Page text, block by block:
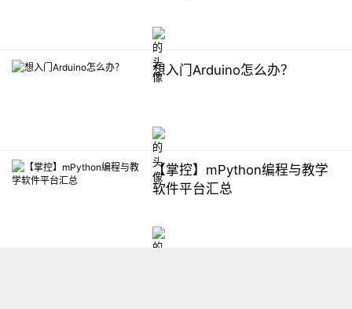
想入门Arduino怎么办？
【掌控】mPython编程与教学
软件平台汇总